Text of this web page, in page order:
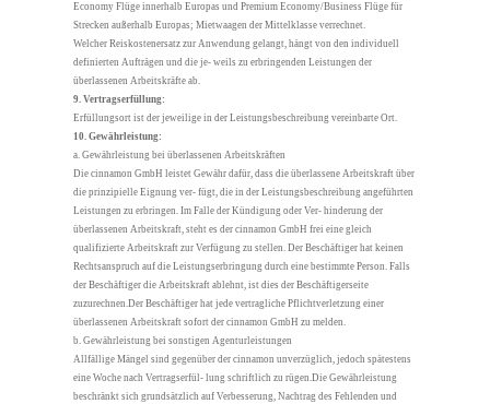
Economy Flüge innerhalb Europas und Premium Economy/Business Flüge für
Strecken außerhalb Europas; Mietwaagen der Mittelklasse verrechnet.
Welcher Reiskostenersatz zur Anwendung gelangt, hängt von den individuell
definierten Aufträgen und die je- weils zu erbringenden Leistungen der
überlassenen Arbeitskräfte ab.
9. Vertragserfüllung:
Erfüllungsort ist der jeweilige in der Leistungsbeschreibung vereinbarte Ort.
10. Gewährleistung:
a. Gewährleistung bei überlassenen Arbeitskräften
Die cinnamon GmbH leistet Gewähr dafür, dass die überlassene Arbeitskraft über
die prinzipielle Eignung ver- fügt, die in der Leistungsbeschreibung angeführten
Leistungen zu erbringen. Im Falle der Kündigung oder Ver- hinderung der
überlassenen Arbeitskraft, steht es der cinnamon GmbH frei eine gleich
qualifizierte Arbeitskraft zur Verfügung zu stellen. Der Beschäftiger hat keinen
Rechtsanspruch auf die Leistungserbringung durch eine bestimmte Person. Falls
der Beschäftiger die Arbeitskraft ablehnt, ist dies der Beschäftigerseite
zuzurechnen.Der Beschäftiger hat jede vertragliche Pflichtverletzung einer
überlassenen Arbeitskraft sofort der cinnamon GmbH zu melden.
b. Gewährleistung bei sonstigen Agenturleistungen
Allfällige Mängel sind gegenüber der cinnamon unverzüglich, jedoch spätestens
eine Woche nach Vertragserfül- lung schriftlich zu rügen.Die Gewährleistung
beschränkt sich grundsätzlich auf Verbesserung, Nachtrag des Fehlenden und